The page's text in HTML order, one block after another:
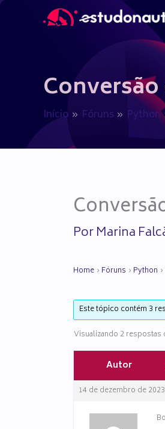
Ir
Início Fóruns Python
PorMarina
Home › Fóruns › Python ›
Este tópico contém 3
Visualizando 2 respostas
Autor
14 de dezembro de